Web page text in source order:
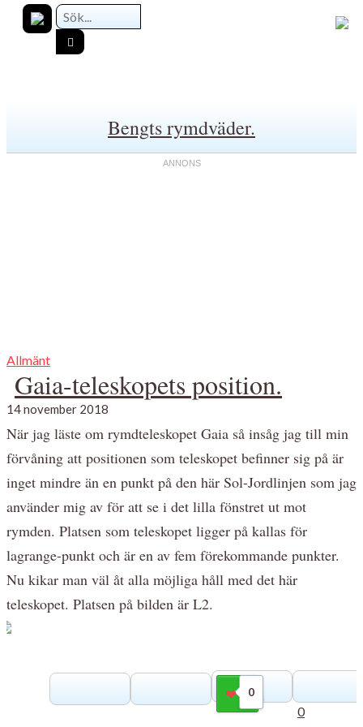
Bengts rymdväder.
Allmänt
Gaia-teleskopets position.
14 november 2018
När jag läste om rymdteleskopet Gaia så insåg jag till min
förvåning att positionen som teleskopet befinner sig på är
inget mindre än en punkt på den här Sol-Jordlinjen som jag
använder mig av för att se i det lilla fönstret ut mot
rymden. Platsen som teleskopet ligger på kallas för
lagrange-punkt och är en av fem förekommande punkter.
Nu kikar man väl åt alla möjliga håll med det här
teleskopet. Platsen på bilden är L2.
0
Gilla
0